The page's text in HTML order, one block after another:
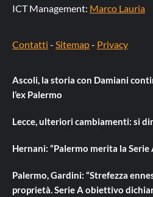
ICT Management: Marco Lauria
Contatti - Sitemap- Privacy
Ascoli, la storia con Damiani
l’ex Palermo
Lecce, ulteriori cambiamenti: si
Hernani: “Palermo merita la Serie
Palermo, Gardini: “Strefezza
proprietà. Serie A obiettivo